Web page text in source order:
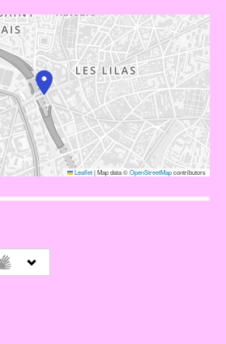
Leaflet|Map data ©OpenStreetMapcontributors